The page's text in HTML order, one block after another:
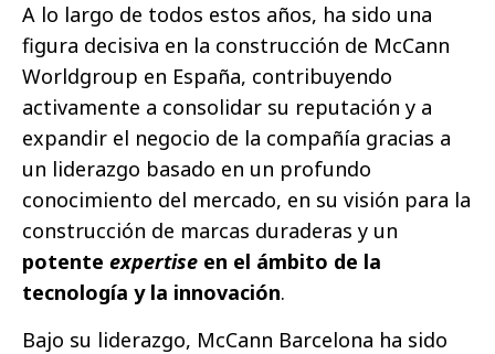
A lo largo de todos estos años, ha sido una
figura decisiva en la construcción de McCann
Worldgroup en España, contribuyendo
activamente a consolidar su reputación y a
expandir el negocio de la compañía gracias a
un liderazgo basado en un profundo
conocimiento del mercado, en su visión para la
construcción de marcas duraderas y un
potente expertise en el ámbito de la
tecnología y la innovación.
Bajo su liderazgo, McCann Barcelona ha sido